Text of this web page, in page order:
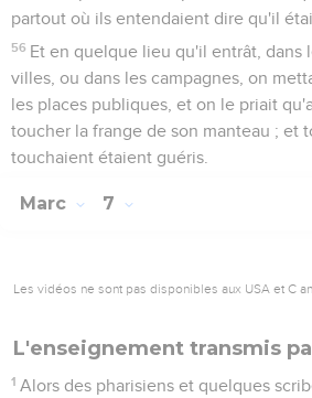
partout où ils entendaient dire qu'il
56 Et en quelque lieu qu'il entrât, dans
villes, ou dans les campagnes, on
les places publiques, et on le priait
toucher la frange de son manteau ; et
touchaient étaient guéris.
Marc 7
Les vidéos ne sont pas disponibles aux USA et C
L'enseignement transmis
1 Alors des pharisiens et quelques